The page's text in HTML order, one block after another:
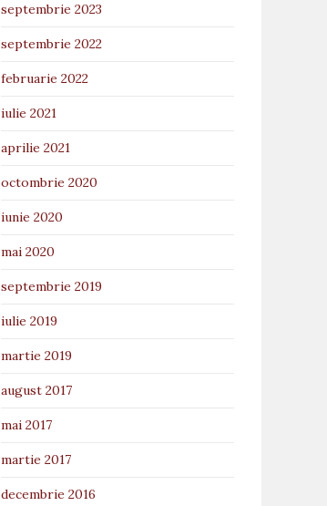
septembrie 2023
septembrie 2022
februarie 2022
iulie 2021
aprilie 2021
octombrie 2020
iunie 2020
mai 2020
septembrie 2019
iulie 2019
martie 2019
august 2017
mai 2017
martie 2017
decembrie 2016